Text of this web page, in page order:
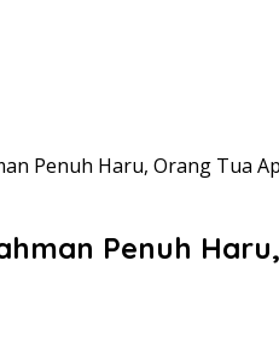
Penuh Haru, Orang Tua
Penuh